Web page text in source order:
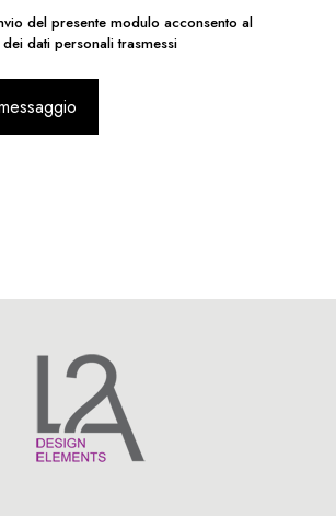
del presente modulo acconsento al
dati personali trasmessi